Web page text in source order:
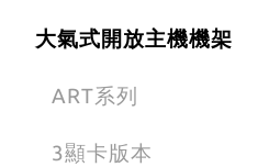
大氣式開放主機機架
ART系列
3顯卡版本